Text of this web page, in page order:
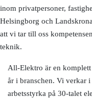
inom privatpersoner,
Helsingborg och
att vi tar till oss
teknik.
All-Elektro är en
år i branschen. Vi verkar
arbetsstyrka på 30-talet